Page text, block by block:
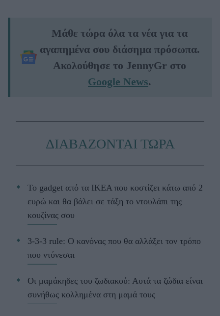
Μάθε τώρα όλα τα νέα για τα
αγαπημένα σου διάσημα πρόσωπα.
Ακολούθησε το JennyGr στο
Google News.
ΔΙΑΒΑΖΟΝΤΑΙ ΤΩΡΑ
Το gadget από τα IKEA που κοστίζει κάτω από 2
ευρώ και θα βάλει σε τάξη το ντουλάπι της
κουζίνας σου
3-3-3 rule: Ο κανόνας που θα αλλάξει τον τρόπο
που ντύνεσαι
Οι μαμάκηδες του ζωδιακού: Αυτά τα ζώδια είναι
συνήθως κολλημένα στη μαμά τους